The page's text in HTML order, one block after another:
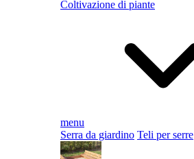
Coltivazione di piante
menu
Serra da giardino Teli per serre